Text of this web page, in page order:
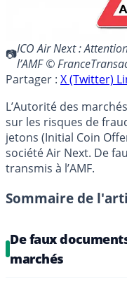
ICO Air Next :
l’AMF ©
Partager : X (Twitter)
L’Autorité des
sur les risques de
jetons (Initial Coin
société Air Next. De
transmis à l’AMF.
Sommaire de
De faux
marchés